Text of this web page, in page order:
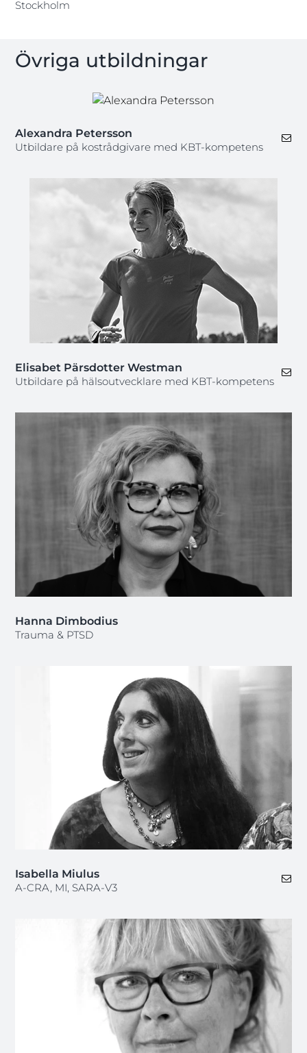
Stockholm
Övriga utbildningar
Alexandra Petersson
Utbildare på kostrådgivare med KBT-kompetens
Elisabet Pärsdotter Westman
Utbildare på hälsoutvecklare med KBT-kompetens
Hanna Dimbodius
Trauma & PTSD
Isabella Miulus
A-CRA, MI, SARA-V3